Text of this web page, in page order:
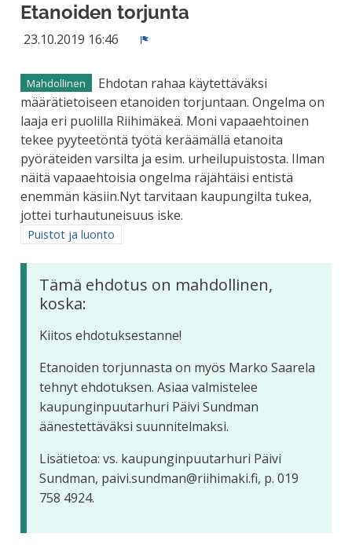
Etanoiden torjunta
23.10.2019 16:46
Mahdollinen
Ehdotan rahaa käytettäväksi
määrätietoiseen etanoiden torjuntaan. Ongelma on
laaja eri puolilla Riihimäkeä. Moni vapaaehtoinen
tekee pyyteetöntä työtä keräämällä etanoita
pyöräteiden varsilta ja esim. urheilupuistosta. Ilman
näitä vapaaehtoisia ongelma räjähtäisi entistä
enemmän käsiin.Nyt tarvitaan kaupungilta tukea,
jottei turhautuneisuus iske.
Rajaa tulokset aihepiirin mukaan: Puistot ja luonto
Puistot ja luonto
Tämä ehdotus on mahdollinen,
koska:
Kiitos ehdotuksestanne!
Etanoiden torjunnasta on myös Marko Saarela
tehnyt ehdotuksen. Asiaa valmistelee
kaupunginpuutarhuri Päivi Sundman
äänestettäväksi suunnitelmaksi.
Lisätietoa: vs. kaupunginpuutarhuri Päivi
Sundman, paivi.sundman@riihimaki.fi, p. 019
758 4924.